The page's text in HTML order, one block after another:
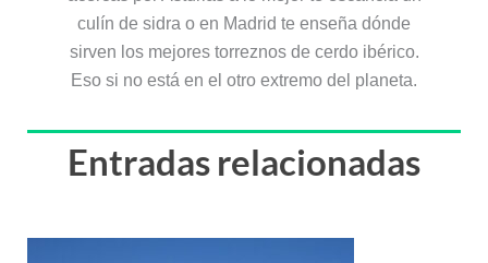
culín de sidra o en Madrid te enseña dónde
sirven los mejores torreznos de cerdo ibérico.
Eso si no está en el otro extremo del planeta.
Entradas relacionadas